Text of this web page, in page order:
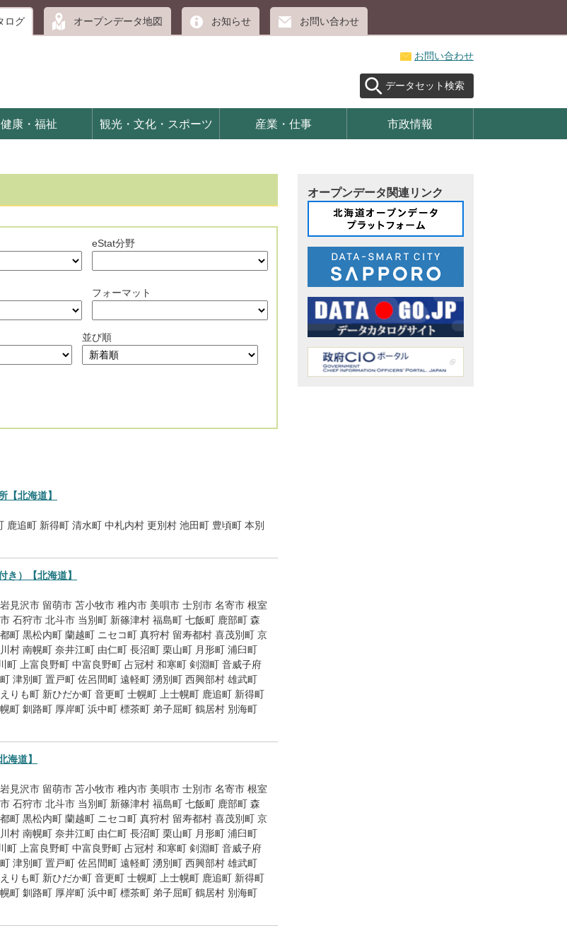
ログ オープンデータ地図 お知らせ お問い合わせ
お問い合わせ
データセット検索
健康・福祉 観光・文化・スポーツ 産業・仕事 市政情報
eStat分野
フォーマット
並び順
【北海道】
鹿追町 新得町 清水町 中札内村 更別村 池田町 豊頃町 本別
き）【北海道】
岩見沢市 留萌市 苫小牧市 稚内市 美唄市 士別市 名寄市 根室
石狩市 北斗市 当別町 新篠津村 福島町 七飯町 鹿部町 森
町 黒松内町 蘭越町 ニセコ町 真狩村 留寿都村 喜茂別町 京
村 南幌町 奈井江町 由仁町 長沼町 栗山町 月形町 浦臼町
町 上富良野町 中富良野町 占冠村 和寒町 剣淵町 音威子府
津別町 置戸町 佐呂間町 遠軽町 湧別町 西興部村 雄武町
えりも町 新ひだか町 音更町 士幌町 上士幌町 鹿追町 新得町
町 釧路町 厚岸町 浜中町 標茶町 弟子屈町 鶴居村 別海町
海道】
岩見沢市 留萌市 苫小牧市 稚内市 美唄市 士別市 名寄市 根室
石狩市 北斗市 当別町 新篠津村 福島町 七飯町 鹿部町 森
町 黒松内町 蘭越町 ニセコ町 真狩村 留寿都村 喜茂別町 京
村 南幌町 奈井江町 由仁町 長沼町 栗山町 月形町 浦臼町
町 上富良野町 中富良野町 占冠村 和寒町 剣淵町 音威子府
津別町 置戸町 佐呂間町 遠軽町 湧別町 西興部村 雄武町
えりも町 新ひだか町 音更町 士幌町 上士幌町 鹿追町 新得町
町 釧路町 厚岸町 浜中町 標茶町 弟子屈町 鶴居村 別海町
オープンデータ関連リンク